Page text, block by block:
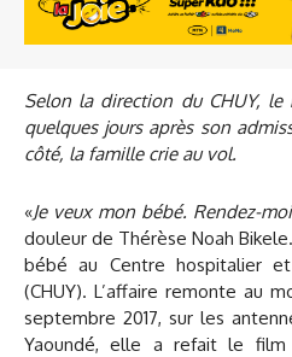
Selon la direction du CHUY,
quelques jours après son
côté, la famille crie au vol.
«Je veux mon bébé. Rendez-
douleur de Thérèse Noah
bébé au Centre hospitalier
(CHUY). L’affaire remonte au
septembre 2017, sur les
Yaoundé, elle a refait le